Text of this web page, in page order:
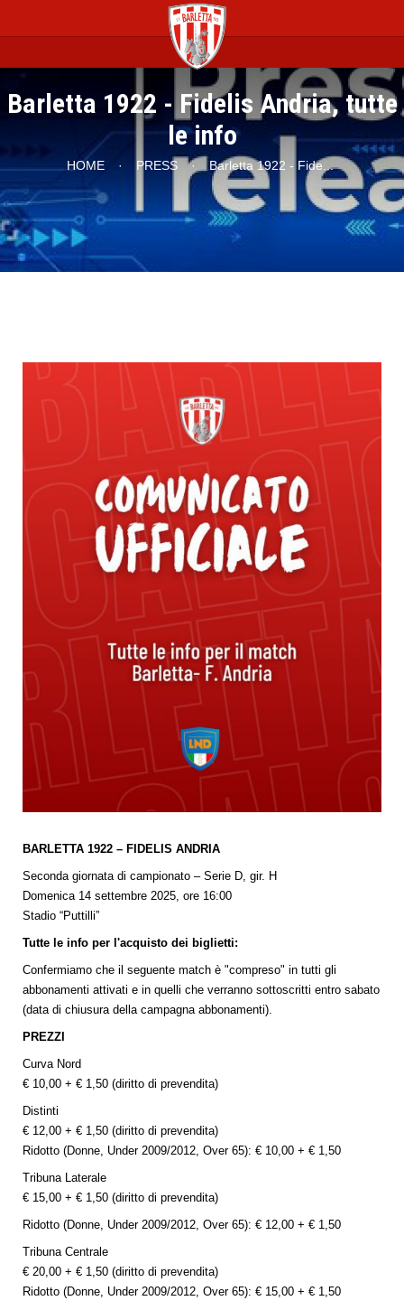
Barletta 1922 - Fidelis Andria, tutte
le info
HOME · PRESS · Barletta 1922 - Fide ...
BARLETTA 1922 – FIDELIS ANDRIA
Seconda giornata di campionato – Serie D, gir. H
Domenica 14 settembre 2025, ore 16:00
Stadio “Puttilli”
Tutte le info per l'acquisto dei biglietti:
Confermiamo che il seguente match è "compreso" in tutti gli
abbonamenti attivati e in quelli che verranno sottoscritti entro sabato
(data di chiusura della campagna abbonamenti).
PREZZI
Curva Nord
€ 10,00 + € 1,50 (diritto di prevendita)
Distinti
€ 12,00 + € 1,50 (diritto di prevendita)
Ridotto (Donne, Under 2009/2012, Over 65): € 10,00 + € 1,50
Tribuna Laterale
€ 15,00 + € 1,50 (diritto di prevendita)
Ridotto (Donne, Under 2009/2012, Over 65): € 12,00 + € 1,50
Tribuna Centrale
€ 20,00 + € 1,50 (diritto di prevendita)
Ridotto (Donne, Under 2009/2012, Over 65): € 15,00 + € 1,50